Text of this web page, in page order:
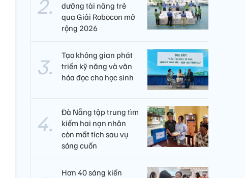
dưỡng tài năng trẻ
qua Giải Robocon mở
rộng 2026
Tạo không gian phát
triển kỹ năng và văn
hóa đọc cho học sinh
Đà Nẵng tập trung tìm
kiếm hai nạn nhân
còn mất tích sau vụ
sóng cuốn
Hơn 40 sáng kiến